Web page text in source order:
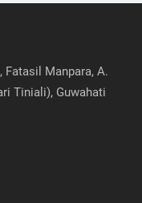
Fatasil Manpara, A.
Tiniali), Guwahati